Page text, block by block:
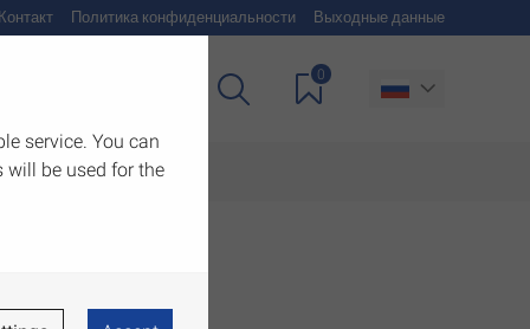
Политика конфиденциальности Выходные данные
0
service. You can
will be used for the